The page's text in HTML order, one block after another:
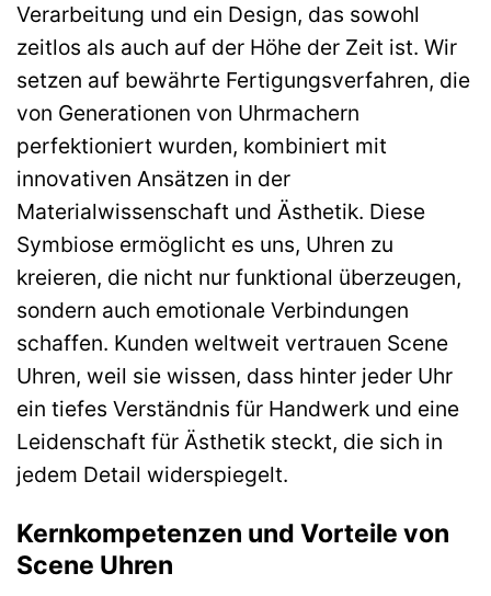
Verarbeitung und ein Design, das sowohl
zeitlos als auch auf der Höhe der Zeit ist. Wir
setzen auf bewährte Fertigungsverfahren, die
von Generationen von Uhrmachern
perfektioniert wurden, kombiniert mit
innovativen Ansätzen in der
Materialwissenschaft und Ästhetik. Diese
Symbiose ermöglicht es uns, Uhren zu
kreieren, die nicht nur funktional überzeugen,
sondern auch emotionale Verbindungen
schaffen. Kunden weltweit vertrauen Scene
Uhren, weil sie wissen, dass hinter jeder Uhr
ein tiefes Verständnis für Handwerk und eine
Leidenschaft für Ästhetik steckt, die sich in
jedem Detail widerspiegelt.
Kernkompetenzen und Vorteile von
Scene Uhren